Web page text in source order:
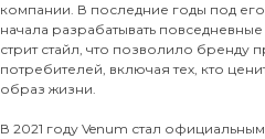
компании. В последние годы под
начала разрабатывать
стрит стайл, что позволило бренду
потребителей, включая тех, кто
образ жизни.
В 2021 году Venum стал